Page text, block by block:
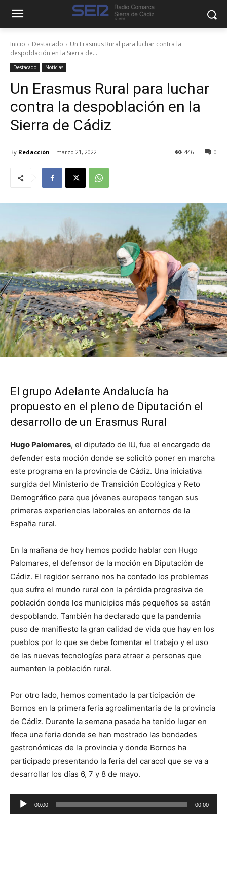
Inicio Destacado
Un Erasmus Rural para luchar contra la
despoblación en la Sierra de...
Destacado Noticias
Un Erasmus Rural para luchar
contra la despoblación en la
Sierra de Cádiz
By Redacción marzo 21, 2022 0
446
El grupo Adelante Andalucía ha
propuesto en el pleno de Diputación el
desarrollo de un Erasmus Rural
Hugo Palomares, el diputado de IU, fue el encargado de
defender esta moción donde se solicitó poner en marcha
este programa en la provincia de Cádiz. Una iniciativa
surgida del Ministerio de Transición Ecológica y Reto
Demográfico para que jóvenes europeos tengan sus
primeras experiencias laborales en entornos de la
España rural.
En la mañana de hoy hemos podido hablar con Hugo
Palomares, el defensor de la moción en Diputación de
Cádiz. El regidor serrano nos ha contado los problemas
que sufre el mundo rural con la pérdida progresiva de
población donde los municipios más pequeños se están
despoblando. También ha declarado que la pandemia
puso de manifiesto la gran calidad de vida que hay en los
pueblos por lo que se debe fomentar el trabajo y el uso
de las nuevas tecnologías para atraer a personas que
aumenten la población rural.
Por otro lado, hemos comentado la participación de
Bornos en la primera feria agroalimentaria de la provincia
de Cádiz. Durante la semana pasada ha tenido lugar en
Ifeca una feria donde se han mostrado las bondades
gastronómicas de la provincia y donde Bornos ha
participado presentando la feria del caracol que se va a
desarrollar los días 6, 7 y 8 de mayo.
e
00:00 00:00